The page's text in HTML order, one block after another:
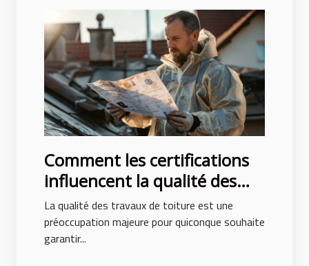
Comment les certifications
influencent la qualité des
travaux de toiture
La qualité des travaux de toiture est une
préoccupation majeure pour quiconque souhaite
garantir...